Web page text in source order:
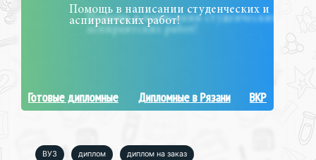
Помощь в написании студенческих и
аспирантских работ!
Готовые дипломные Дипломные в Рязани ВКР
ВУЗ диплом диплом на заказ